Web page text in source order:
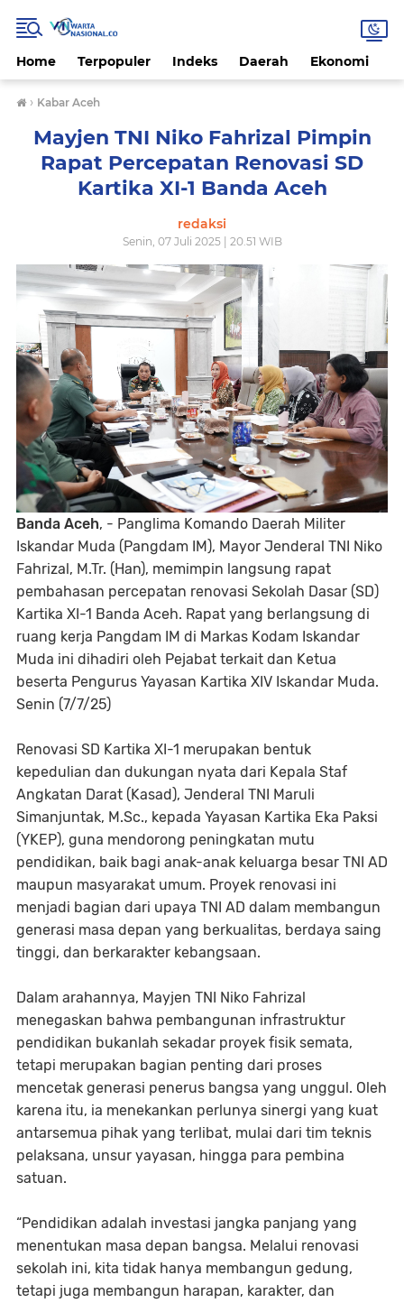
Home Terpopuler Indeks Daerah Ekonomi
› Kabar Aceh
Mayjen TNI Niko Fahrizal Pimpin
Rapat Percepatan Renovasi SD
Kartika XI-1 Banda Aceh
redaksi
Senin, 07 Juli 2025 | 20.51 WIB
Banda Aceh, - Panglima Komando Daerah Militer
Iskandar Muda (Pangdam IM), Mayor Jenderal TNI Niko
Fahrizal, M.Tr. (Han), memimpin langsung rapat
pembahasan percepatan renovasi Sekolah Dasar (SD)
Kartika XI-1 Banda Aceh. Rapat yang berlangsung di
ruang kerja Pangdam IM di Markas Kodam Iskandar
Muda ini dihadiri oleh Pejabat terkait dan Ketua
beserta Pengurus Yayasan Kartika XIV Iskandar Muda.
Senin (7/7/25)
Renovasi SD Kartika XI-1 merupakan bentuk
kepedulian dan dukungan nyata dari Kepala Staf
Angkatan Darat (Kasad), Jenderal TNI Maruli
Simanjuntak, M.Sc., kepada Yayasan Kartika Eka Paksi
(YKEP), guna mendorong peningkatan mutu
pendidikan, baik bagi anak-anak keluarga besar TNI AD
maupun masyarakat umum. Proyek renovasi ini
menjadi bagian dari upaya TNI AD dalam membangun
generasi masa depan yang berkualitas, berdaya saing
tinggi, dan berkarakter kebangsaan.
Dalam arahannya, Mayjen TNI Niko Fahrizal
menegaskan bahwa pembangunan infrastruktur
pendidikan bukanlah sekadar proyek fisik semata,
tetapi merupakan bagian penting dari proses
mencetak generasi penerus bangsa yang unggul. Oleh
karena itu, ia menekankan perlunya sinergi yang kuat
antarsemua pihak yang terlibat, mulai dari tim teknis
pelaksana, unsur yayasan, hingga para pembina
satuan.
“Pendidikan adalah investasi jangka panjang yang
menentukan masa depan bangsa. Melalui renovasi
sekolah ini, kita tidak hanya membangun gedung,
tetapi juga membangun harapan, karakter, dan